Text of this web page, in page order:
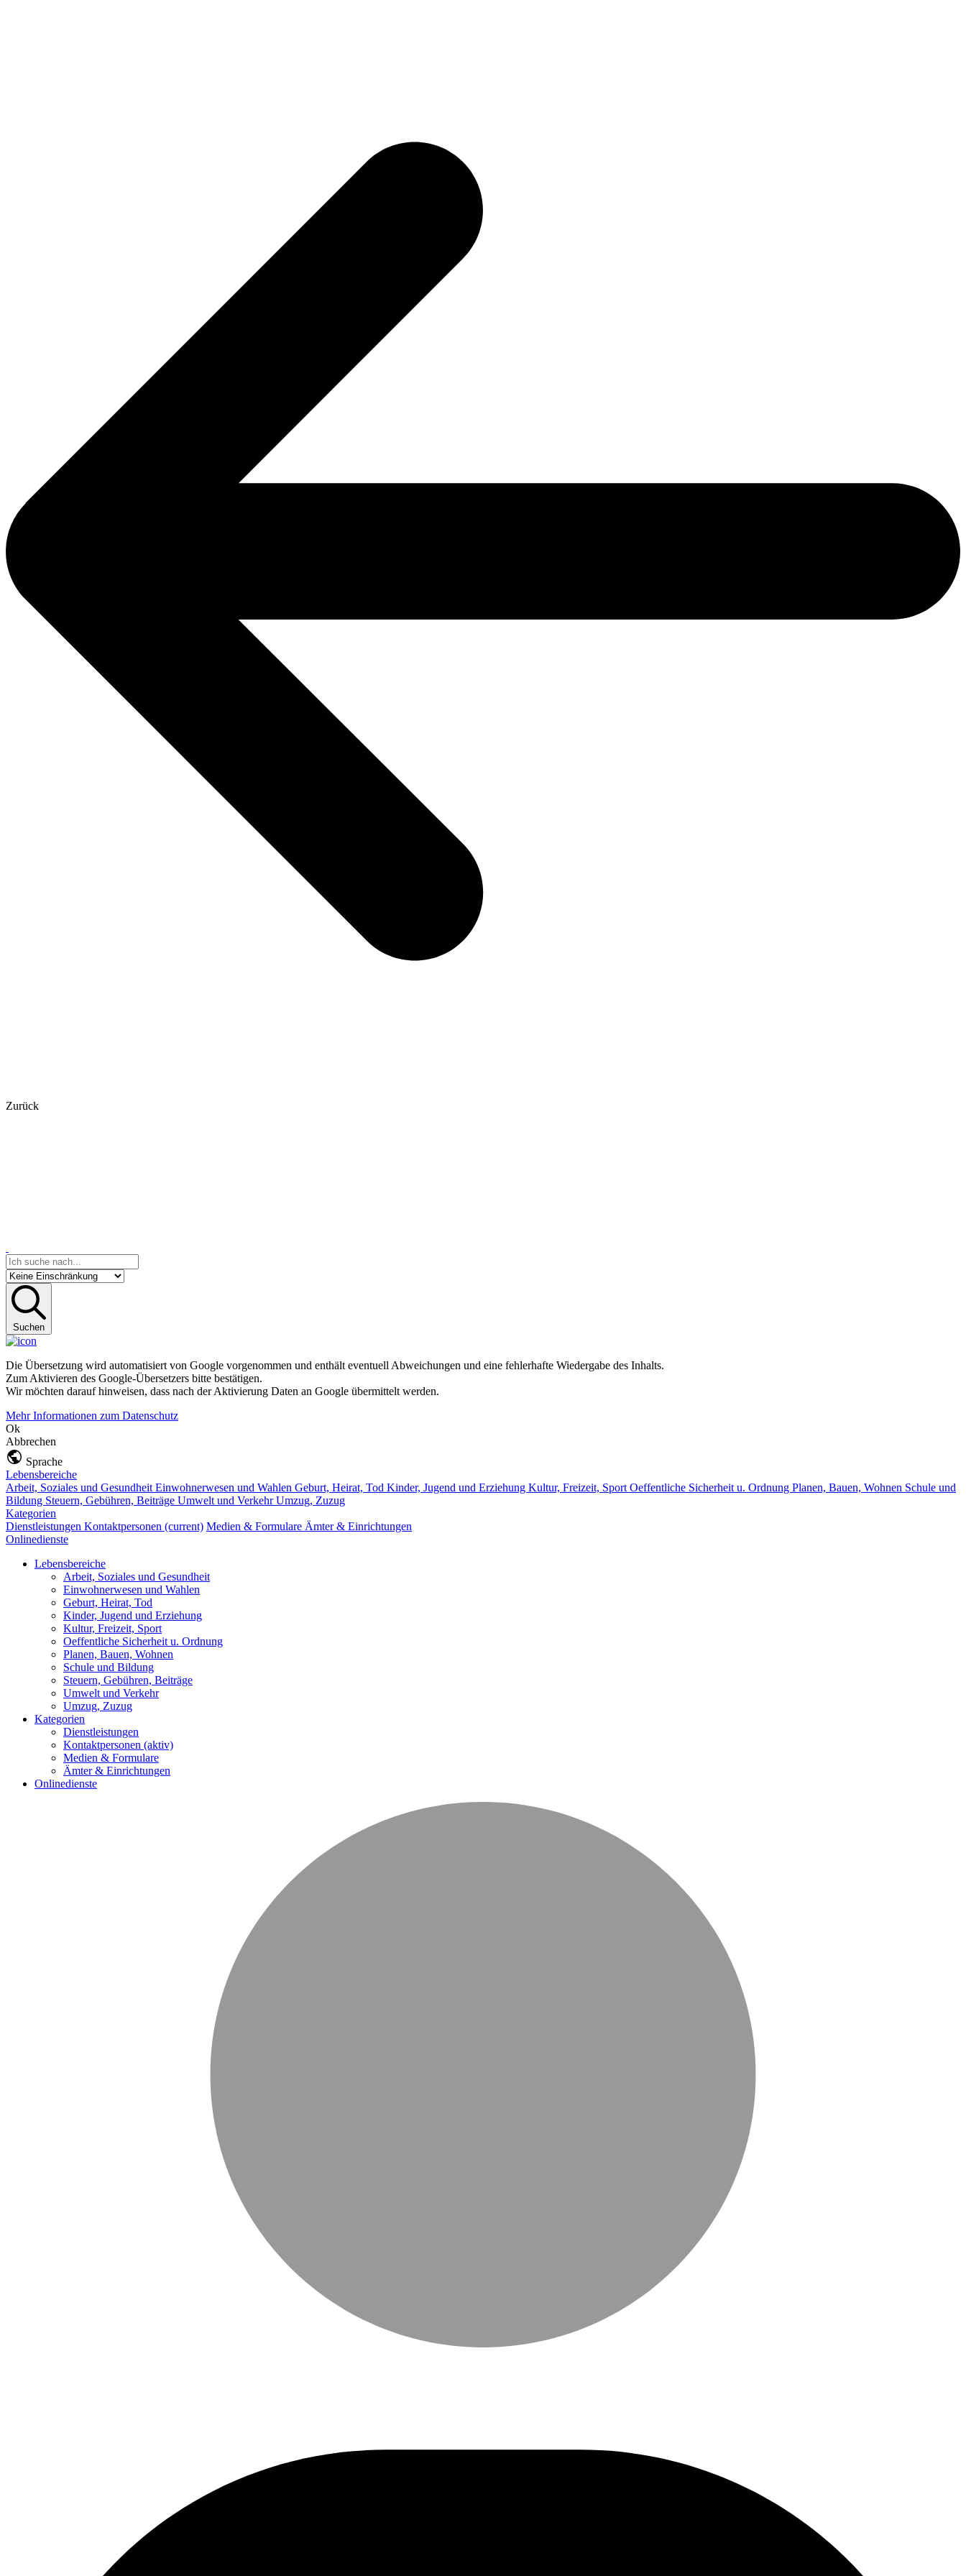
Zurück
Suchen
Die Übersetzung wird automatisiert von Google vorgenommen und enthält eventuell Abweichungen und eine fehlerhafte Wiedergabe des Inhalts.
Zum Aktivieren des Google-Übersetzers bitte bestätigen.
Wir möchten darauf hinweisen, dass nach der Aktivierung Daten an Google übermittelt werden.
Mehr Informationen zum Datenschutz
Ok
Abbrechen
Sprache
Lebensbereiche
Arbeit, Soziales und Gesundheit Einwohnerwesen und Wahlen Geburt, Heirat, Tod Kinder, Jugend und Erziehung Kultur, Freizeit, Sport Oeffentliche Sicherheit u. Ordnung Planen, Bauen, Wohnen Schule und
Bildung Steuern, Gebühren, Beiträge Umwelt und VerkehrUmzug, Zuzug
Kategorien
Dienstleistungen Kontaktpersonen (current) Medien & Formulare Ämter & Einrichtungen
Onlinedienste
Lebensbereiche
Arbeit, Soziales und Gesundheit
Einwohnerwesen und Wahlen
Geburt, Heirat, Tod
Kinder, Jugend und Erziehung
Kultur, Freizeit, Sport
Oeffentliche Sicherheit u. Ordnung
Planen, Bauen, Wohnen
Schule und Bildung
Steuern, Gebühren, Beiträge
Umwelt und Verkehr
Umzug, Zuzug
Kategorien
Dienstleistungen
Kontaktpersonen (aktiv)
Medien & Formulare
Ämter & Einrichtungen
Onlinedienste